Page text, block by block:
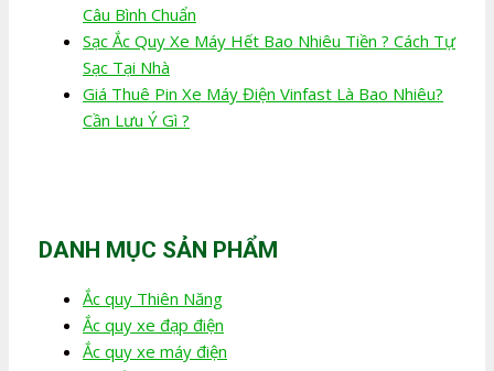
Câu Bình Chuẩn
Sạc Ắc Quy Xe Máy Hết Bao Nhiêu Tiền ? Cách Tự
Sạc Tại Nhà
Giá Thuê Pin Xe Máy Điện Vinfast Là Bao Nhiêu?
Cần Lưu Ý Gì ?
DANH MỤC SẢN PHẨM
Ắc quy Thiên Năng
Ắc quy xe đạp điện
Ắc quy xe máy điện